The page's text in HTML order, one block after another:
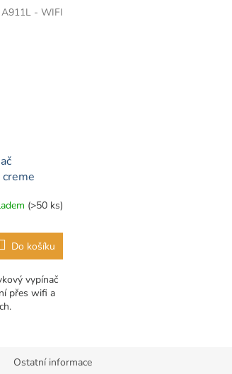
(>50 ks)
Do košíku
vypínač
přes wifi a
A911L - WIFI
Ostatní informace